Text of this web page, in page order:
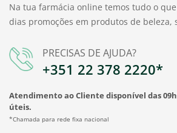
Na tua farmácia online temos tudo o
dias promoções em produtos de beleza,
PRECISAS DE AJUDA?
+351 22 378 2220*
Atendimento ao Cliente disponível das
úteis.
*Chamada para rede fixa nacional